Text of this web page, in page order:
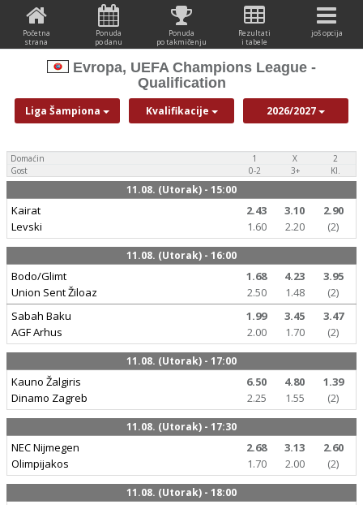
Početna
strana
Ponuda
po danu
Ponuda
po takmičenju
Rezultati
i tabele
još opcija
Evropa, UEFA Champions League -
Qualification
Liga Šampiona Kvalifikacije 2026/2027
Domaćin
Gost
1 X
2
0-2
3+ Kl.
11.08. (Utorak) - 15:00
Kairat
Levski
2.43 3.10
2.90
1.60
2.20 (2)
11.08. (Utorak) - 16:00
Bodo/Glimt
Union Sent Žiloaz
1.68 4.23
3.95
2.50
1.48
(2)
Sabah Baku
AGF Arhus
1.99 3.45
3.47
2.00
1.70 (2)
11.08. (Utorak) - 17:00
Kauno Žalgiris
Dinamo Zagreb
6.50 4.80
1.39
2.25
1.55 (2)
11.08. (Utorak) - 17:30
NEC Nijmegen
Olimpijakos
2.68 3.13
2.60
1.70
2.00 (2)
11.08. (Utorak) - 18:00